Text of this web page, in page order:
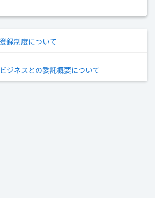
録制度について
ジネスとの委託概要について